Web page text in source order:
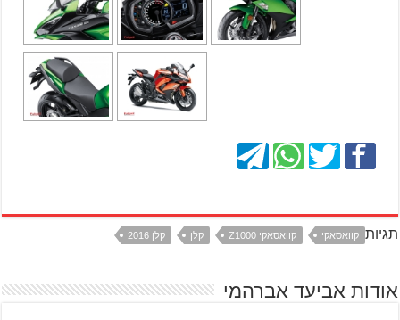
תגיות קוואסאקי קוואסאקי Z1000 קלן קלן 2016
אודות אביעד אברהמי